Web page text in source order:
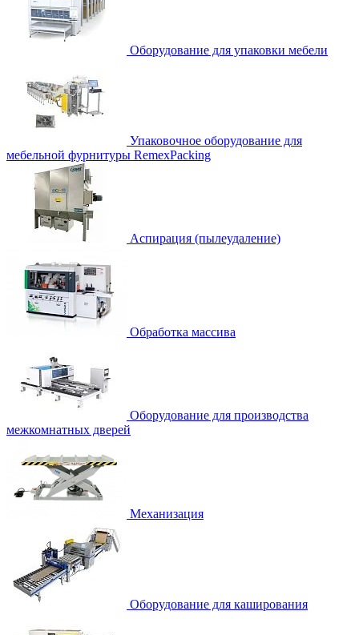
Оборудование для упаковки мебели
Упаковочное оборудование для
мебельной фурнитуры RemexPacking
Аспирация (пылеудаление)
Обработка массива
Оборудование для производства
межкомнатных дверей
Механизация
Оборудование для каширования